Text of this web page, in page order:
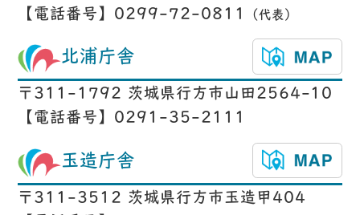
【電話番号】0299-72-0811
（代表）
北浦庁舎
〒311-1792 茨城県行方市山田2564-10
【電話番号】0291-35-2111
玉造庁舎
〒311-3512 茨城県行方市玉造甲404